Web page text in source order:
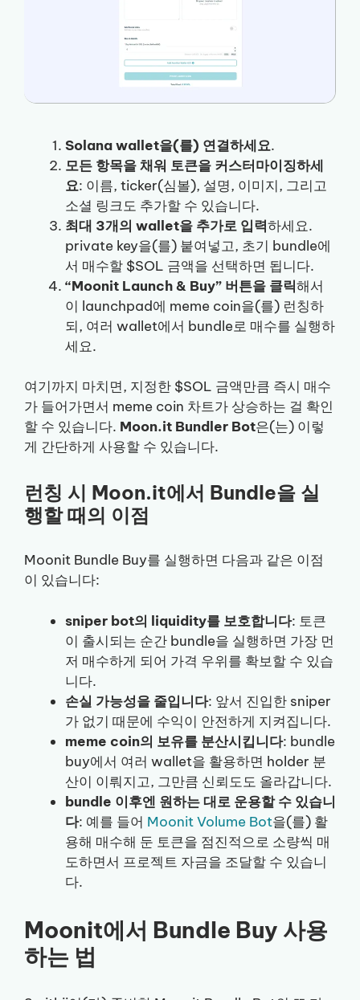
Solana wallet을(를) 연결하세요.
모든 항목을 채워 토큰을 커스터마이징하세
요: 이름, ticker(심볼), 설명, 이미지, 그리고
소셜 링크도 추가할 수 있습니다.
최대 3개의 wallet을 추가로 입력하세요.
private key을(를) 붙여넣고, 초기 bundle에
서 매수할 $SOL 금액을 선택하면 됩니다.
“Moonit Launch & Buy” 버튼을 클릭해서
이 launchpad에 meme coin을(를) 런칭하
되, 여러 wallet에서 bundle로 매수를 실행하
세요.
여기까지 마치면, 지정한 $SOL 금액만큼 즉시 매수
가 들어가면서 meme coin 차트가 상승하는 걸 확인
할 수 있습니다. Moon.it Bundler Bot은(는) 이렇
게 간단하게 사용할 수 있습니다.
런칭 시 Moon.it에서 Bundle을 실
행할 때의 이점
Moonit Bundle Buy를 실행하면 다음과 같은 이점
이 있습니다:
sniper bot의 liquidity를 보호합니다: 토큰
이 출시되는 순간 bundle을 실행하면 가장 먼
저 매수하게 되어 가격 우위를 확보할 수 있습
니다.
손실 가능성을 줄입니다: 앞서 진입한 sniper
가 없기 때문에 수익이 안전하게 지켜집니다.
meme coin의 보유를 분산시킵니다: bundle
buy에서 여러 wallet을 활용하면 holder 분
산이 이뤄지고, 그만큼 신뢰도도 올라갑니다.
bundle 이후엔 원하는 대로 운용할 수 있습니
다: 예를 들어 Moonit Volume Bot을(를) 활
용해 매수해 둔 토큰을 점진적으로 소량씩 매
도하면서 프로젝트 자금을 조달할 수 있습니
다.
Moonit에서 Bundle Buy 사용
하는 법